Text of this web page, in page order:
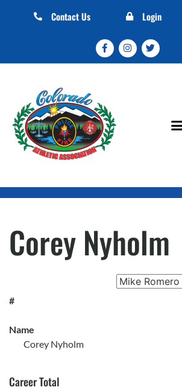
Contact Us Login
Corey Nyholm
#
Name
Corey Nyholm
Career Total